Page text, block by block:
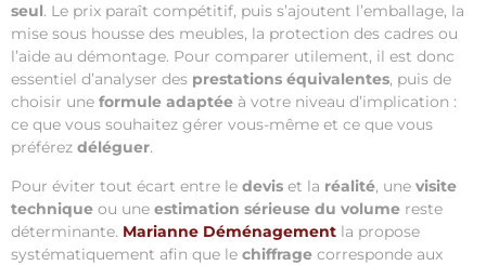
seul. Le prix paraît compétitif, puis s’ajoutent l’emballage, la
mise sous housse des meubles, la protection des cadres ou
l’aide au démontage. Pour comparer utilement, il est donc
essentiel d’analyser des prestations équivalentes, puis de
choisir une formule adaptée à votre niveau d’implication :
ce que vous souhaitez gérer vous-même et ce que vous
préférez déléguer.
Pour éviter tout écart entre le devis et la réalité, une visite
technique ou une estimation sérieuse du volume reste
déterminante. Marianne Déménagement la propose
systématiquement afin que le chiffrage corresponde aux